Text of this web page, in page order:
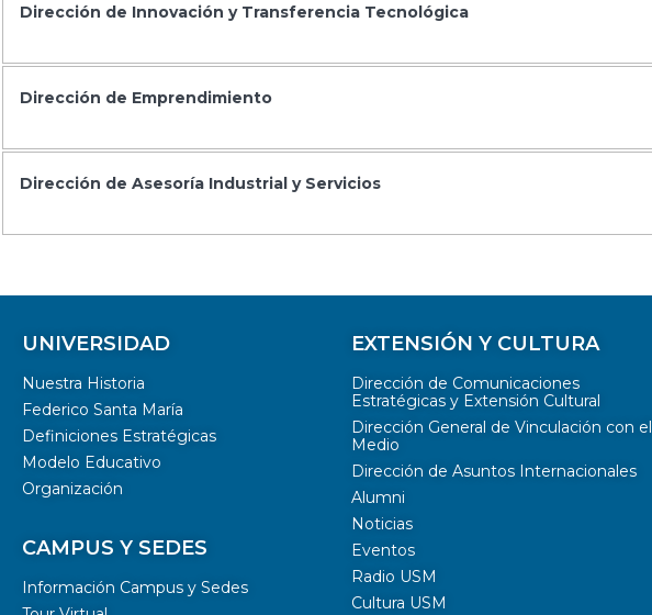
Dirección de Innovación y Transferencia Tecnológica
Dirección de Emprendimiento
Dirección de Asesoría Industrial y Servicios
UNIVERSIDAD
Nuestra Historia
Federico Santa María
Definiciones Estratégicas
Modelo Educativo
Organización
CAMPUS Y SEDES
Información Campus y Sedes
EXTENSIÓN Y CULTURA
Dirección de Comunicaciones
Estratégicas y Extensión Cultural
Dirección General de Vinculación con el
Medio
Dirección de Asuntos Internacionales
Alumni
Noticias
Eventos
Radio USM
Cultura USM